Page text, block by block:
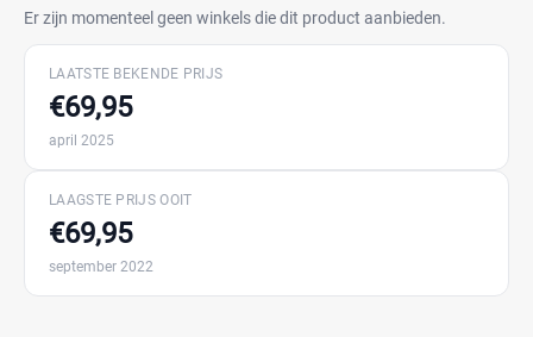
Er zijn momenteel geen winkels die dit product aanbieden.
LAATSTE BEKENDE PRIJS
€69,95
april 2025
LAAGSTE PRIJS OOIT
€69,95
september 2022